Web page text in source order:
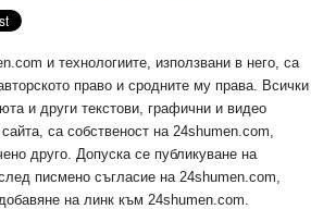
и технологиите, използвани в него, са
право и сродните му права. Всички
и други текстови, графични и видео
са собственост на 24shumen.com,
друго. Допуска се публикуване на
писмено съгласие на 24shumen.com,
на линк към 24shumen.com.